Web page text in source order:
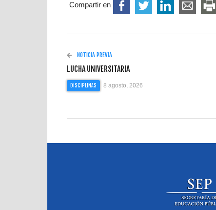
Compartir en
NOTICIA PREVIA
LUCHA UNIVERSITARIA
DISCIPLINAS 8 agosto, 2026